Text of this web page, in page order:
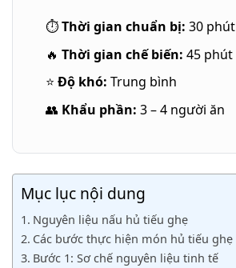
⏱Thời gian chuẩn bị: 30 phút
🔥 Thời gian chế biến: 45 phút
⭐ Độ khó: Trung bình
👥 Khẩu phần: 3 – 4 người ăn
Mục lục nội dung
Nguyên liệu nấu hủ tiếu ghẹ
Các bước thực hiện món hủ tiếu ghẹ
Bước 1: Sơ chế nguyên liệu tinh tế